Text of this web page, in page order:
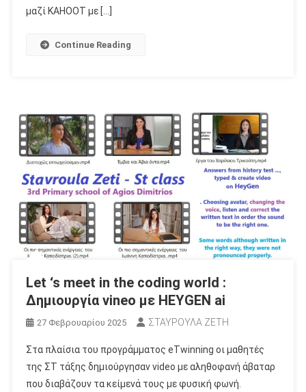
μαζί KAHOOT με […]
Continue Reading
Let ‘s meet in the coding world :
Δημιουργία vineo με HEYGEN ai
27 Φεβρουαρίου 2025 ΣΤΑΥΡΟΥΛΑ ΖΕΤΗ
Στα πλαίσια του προγράμματος eTwinning οι μαθητές
της ΣΤ τάξης δημιούργησαν video με αληθοφανή άβαταρ
που διαβάζουν τα κείμενά τους με φυσική φωνή.